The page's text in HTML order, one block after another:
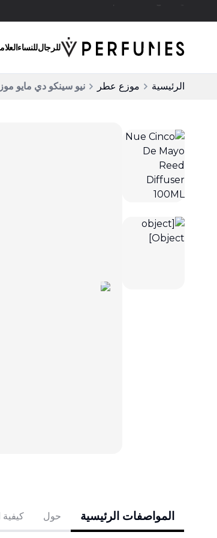
للرجالللنساء
الرئيسية موزع عطر نيو سينكو دي مايو موزع
المواصفات الرئيسية حول كيفية